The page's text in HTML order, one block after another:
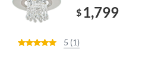
$ 1,799
5 (1)